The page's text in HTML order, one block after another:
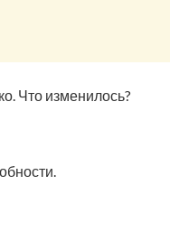
Что изменилось?